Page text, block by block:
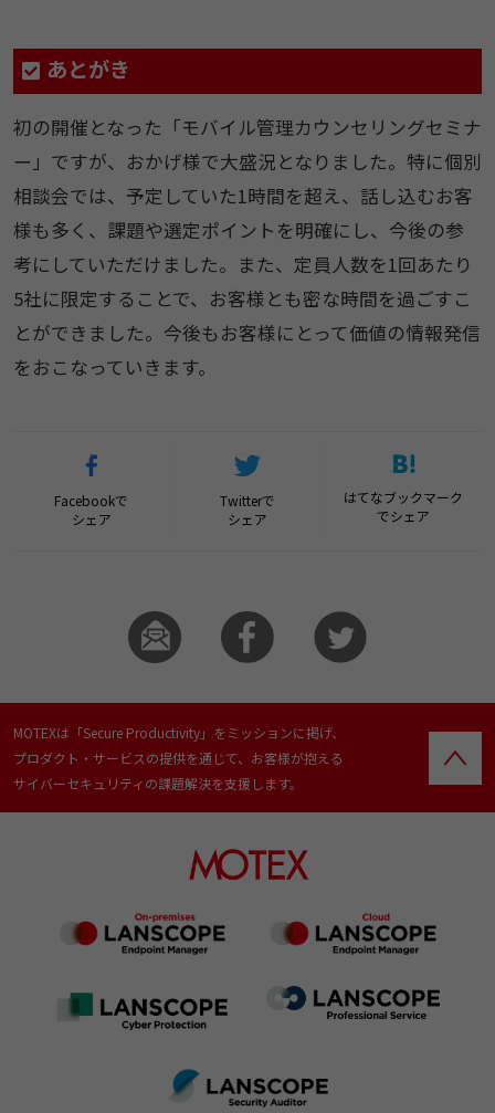
あとがき
初の開催となった「モバイル管理カウンセリングセミナ
ー」ですが、おかげ様で大盛況となりました。特に個別
相談会では、予定していた1時間を超え、話し込むお客
様も多く、課題や選定ポイントを明確にし、今後の参
考にしていただけました。また、定員人数を1回あたり
5社に限定することで、お客様とも密な時間を過ごすこ
とができました。今後もお客様にとって価値の情報発信
をおこなっていきます。
Facebookで
シェア
Twitterで
シェア
はてなブックマーク
でシェア
MOTEXは「Secure Productivity」をミッションに掲げ、
プロダクト・サービスの提供を通じて、お客様が抱える
サイバーセキュリティの課題解決を支援します。